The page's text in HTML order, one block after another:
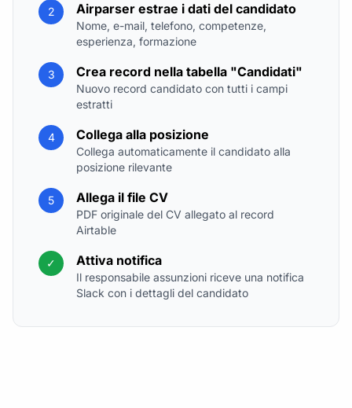
2 Airparser estrae i dati del candidato
Nome, e-mail, telefono, competenze,
esperienza, formazione
3 Crea record nella tabella "Candidati"
Nuovo record candidato con tutti i campi
estratti
4 Collega alla posizione
Collega automaticamente il candidato alla
posizione rilevante
5 Allega il file CV
PDF originale del CV allegato al record
Airtable
✓ Attiva notifica
Il responsabile assunzioni riceve una notifica
Slack con i dettagli del candidato